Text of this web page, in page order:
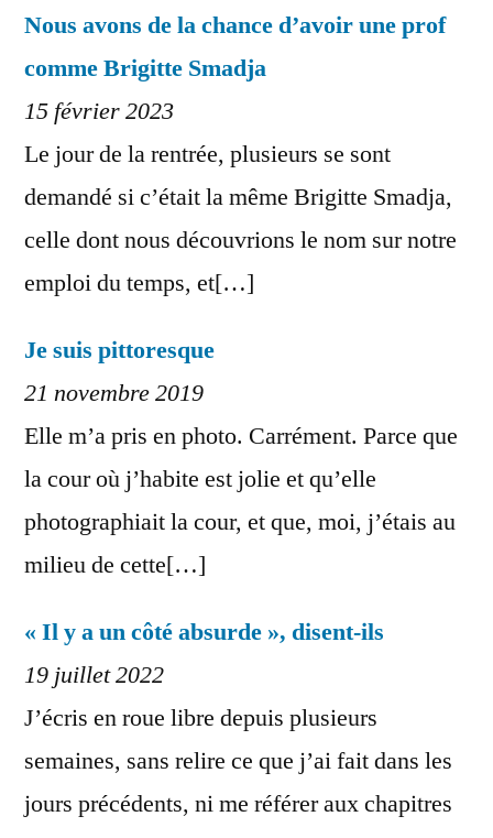
Nous avons de la chance d’avoir une prof
comme Brigitte Smadja
15 février 2023
Le jour de la rentrée, plusieurs se sont
demandé si c’était la même Brigitte Smadja,
celle dont nous découvrions le nom sur notre
emploi du temps, et[…]
Je suis pittoresque
21 novembre 2019
Elle m’a pris en photo. Carrément. Parce que
la cour où j’habite est jolie et qu’elle
photographiait la cour, et que, moi, j’étais au
milieu de cette[…]
« Il y a un côté absurde », disent-ils
19 juillet 2022
J’écris en roue libre depuis plusieurs
semaines, sans relire ce que j’ai fait dans les
jours précédents, ni me référer aux chapitres